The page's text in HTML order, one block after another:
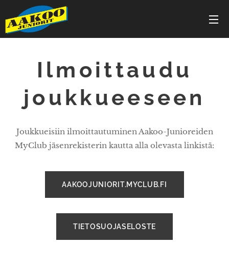
Ilmoittaudu
joukkueeseen
Joukkueisiin ilmoittautuminen Aakoo-Junioreiden
MyClub jäsenrekisterin kautta alla olevasta linkistä:
AAKOOJUNIORIT.MYCLUB.FI
TIETOSUOJASELOSTE